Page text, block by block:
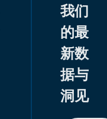
我们
的最
新数
据与
洞见